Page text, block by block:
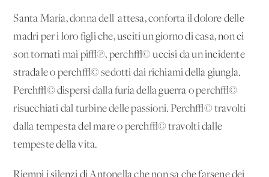
Santa Maria, donna dell' attesa, conforta il dolore delle
madri per i loro figli che, usciti un giorno di casa, non ci
son tornati mai pi√π, perch√© uccisi da un incidente
stradale o perch√© sedotti dai richiami della giungla.
Perch√© dispersi dalla furia della guerra o perch√©
risucchiati dal turbine delle passioni. Perch√© travolti
dalla tempesta del mare o perch√© travolti dalle
tempeste della vita.
Riempi i silenzi di Antonella che non sa che farsene dei